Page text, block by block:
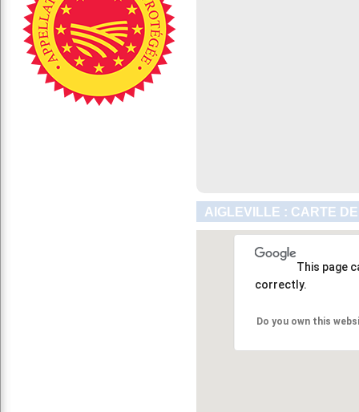
AIGLEVILLE : CARTE
This page
correctly.
Do you own this